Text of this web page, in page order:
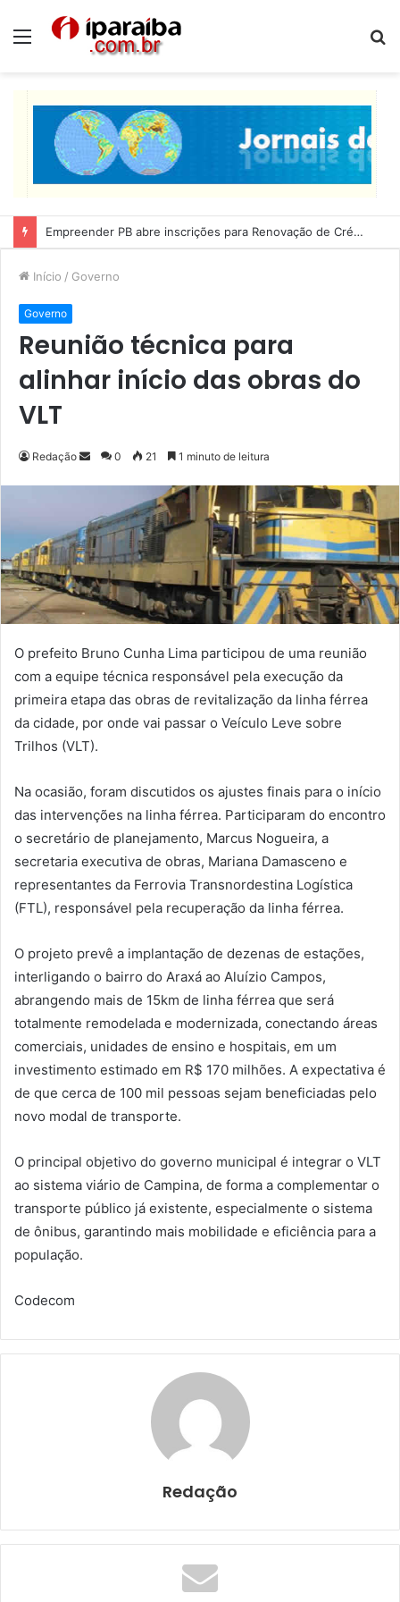
Menu
Lucas Ribeiro inspeciona obras da última etapa do Centro de Convenções
Início / Governo
Governo
Reunião técnica para
alinhar início das obras do
VLT
Redação
d
e
u
m
e
-
m
a
0 21 1 minuto de leitura
O prefeito Bruno Cunha Lima participou de uma reunião
com a equipe técnica responsável pela execução da
primeira etapa das obras de revitalização da linha férrea
da cidade, por onde vai passar o Veículo Leve sobre
Trilhos (VLT).
Na ocasião, foram discutidos os ajustes finais para o início
das intervenções na linha férrea. Participaram do encontro
o secretário de planejamento, Marcus Nogueira, a
secretaria executiva de obras, Mariana Damasceno e
representantes da Ferrovia Transnordestina Logística
(FTL), responsável pela recuperação da linha férrea.
O projeto prevê a implantação de dezenas de estações,
interligando o bairro do Araxá ao Aluízio Campos,
abrangendo mais de 15km de linha férrea que será
totalmente remodelada e modernizada, conectando áreas
comerciais, unidades de ensino e hospitais, em um
investimento estimado em R$ 170 milhões. A expectativa é
de que cerca de 100 mil pessoas sejam beneficiadas pelo
novo modal de transporte.
O principal objetivo do governo municipal é integrar o VLT
ao sistema viário de Campina, de forma a complementar o
transporte público já existente, especialmente o sistema
de ônibus, garantindo mais mobilidade e eficiência para a
população.
Codecom
Redação